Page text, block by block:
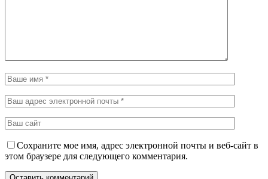
Сохраните мое имя, адрес электронной почты и веб-сайт в
этом браузере для следующего комментария.